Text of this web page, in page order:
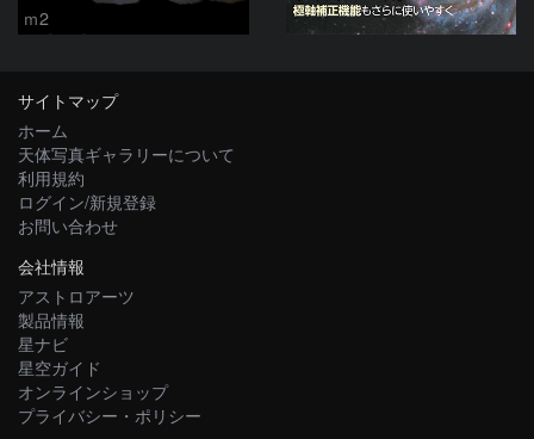
ｍ2
サイトマップ
ホーム
天体写真ギャラリーについて
利用規約
ログイン/新規登録
お問い合わせ
会社情報
アストロアーツ
製品情報
星ナビ
星空ガイド
オンラインショップ
プライバシー・ポリシー